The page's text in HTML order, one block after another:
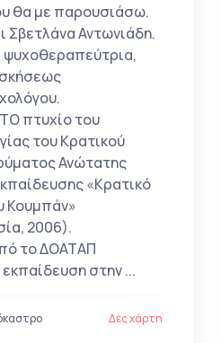
θα με παρουσιάσω.
Σβετλάνα Αντωνιάδη.
ψυχοθεραπεύτρια,
πτυχίο του
του Κρατικού
Ανώτατης
«Κρατικό
Κουμπάν»
2006).
το ΔΟΑΤΑΠ
στην ...
Δες χάρτη